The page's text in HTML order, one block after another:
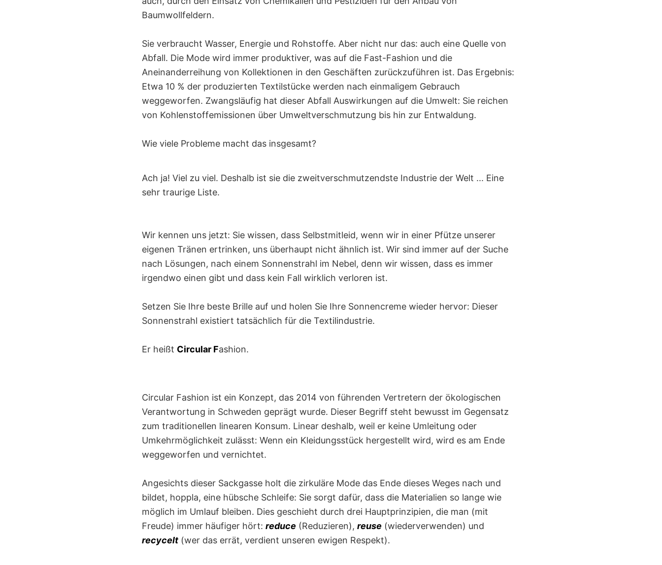
Baumwollfeldern.
Sie verbraucht Wasser, Energie und Rohstoffe. Aber nicht nur das: auch eine Quelle von
Abfall. Die Mode wird immer produktiver, was auf die Fast-Fashion und die
Aneinanderreihung von Kollektionen in den Geschäften zurückzuführen ist. Das Ergebnis:
Etwa 10 % der produzierten Textilstücke werden nach einmaligem Gebrauch
weggeworfen. Zwangsläufig hat dieser Abfall Auswirkungen auf die Umwelt: Sie reichen
von Kohlenstoffemissionen über Umweltverschmutzung bis hin zur Entwaldung.
Wie viele Probleme macht das insgesamt?
Ach ja! Viel zu viel. Deshalb ist sie die zweitverschmutzendste Industrie der Welt ... Eine
sehr traurige Liste.
Wir kennen uns jetzt: Sie wissen, dass Selbstmitleid, wenn wir in einer Pfütze unserer
eigenen Tränen ertrinken, uns überhaupt nicht ähnlich ist. Wir sind immer auf der Suche
nach Lösungen, nach einem Sonnenstrahl im Nebel, denn wir wissen, dass es immer
irgendwo einen gibt und dass kein Fall wirklich verloren ist.
Setzen Sie Ihre beste Brille auf und holen Sie Ihre Sonnencreme wieder hervor: Dieser
Sonnenstrahl existiert tatsächlich für die Textilindustrie.
Er heißt Circular Fashion.
Circular Fashion ist ein Konzept, das 2014 von führenden Vertretern der ökologischen
Verantwortung in Schweden geprägt wurde. Dieser Begriff steht bewusst im Gegensatz
zum traditionellen linearen Konsum. Linear deshalb, weil er keine Umleitung oder
Umkehrmöglichkeit zulässt: Wenn ein Kleidungsstück hergestellt wird, wird es am Ende
weggeworfen und vernichtet.
Angesichts dieser Sackgasse holt die zirkuläre Mode das Ende dieses Weges nach und
bildet, hoppla, eine hübsche Schleife: Sie sorgt dafür, dass die Materialien so lange wie
möglich im Umlauf bleiben. Dies geschieht durch drei Hauptprinzipien, die man (mit
Freude) immer häufiger hört: reduce (Reduzieren), reuse (wiederverwenden) und
recycelt (wer das errät, verdient unseren ewigen Respekt).